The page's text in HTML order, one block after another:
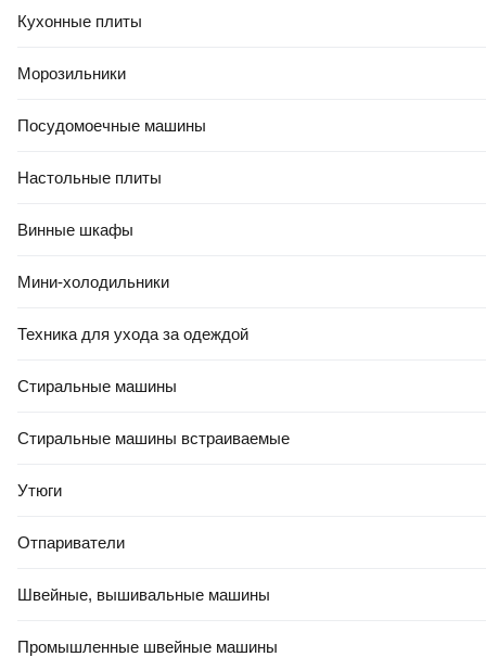
Кухонные плиты
Морозильники
Посудомоечные машины
Настольные плиты
Винные шкафы
Мини-холодильники
Техника для ухода за одеждой
Стиральные машины
Стиральные машины встраиваемые
Утюги
Отпариватели
Швейные, вышивальные машины
Промышленные швейные машины